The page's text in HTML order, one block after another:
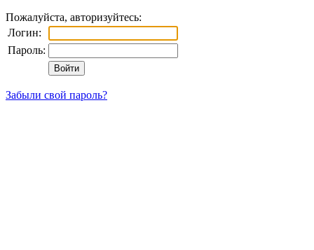
Пожалуйста, авторизуйтесь:
Логин:
Пароль:
Забыли свой пароль?